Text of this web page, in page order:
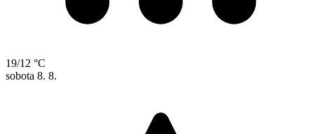
19/12 °C
sobota 8. 8.